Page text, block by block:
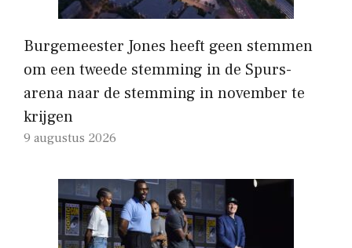
Burgemeester Jones heeft geen stemmen
om een ​​tweede stemming in de Spurs-
arena naar de stemming in november te
krijgen
9 augustus 2026